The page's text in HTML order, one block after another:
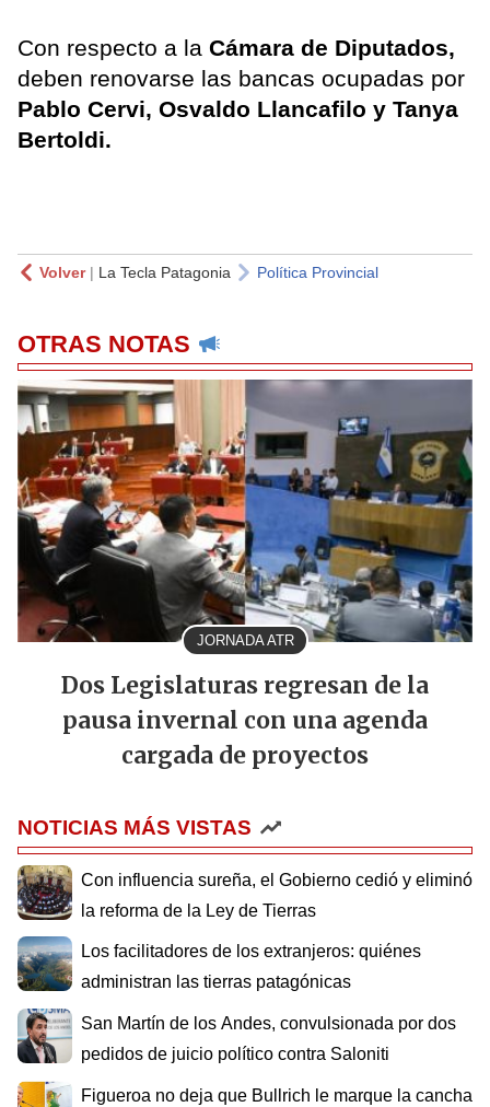
Con respecto a la Cámara de Diputados,
deben renovarse las bancas ocupadas por
Pablo Cervi, Osvaldo Llancafilo y Tanya
Bertoldi.
Volver| La Tecla Patagonia Política Provincial
OTRAS NOTAS
JORNADA ATR
Dos Legislaturas regresan de la
pausa invernal con una agenda
cargada de proyectos
NOTICIAS MÁS VISTAS
Con influencia sureña, el Gobierno cedió y eliminó
la reforma de la Ley de Tierras
Los facilitadores de los extranjeros: quiénes
administran las tierras patagónicas
San Martín de los Andes, convulsionada por dos
pedidos de juicio político contra Saloniti
Figueroa no deja que Bullrich le marque la cancha